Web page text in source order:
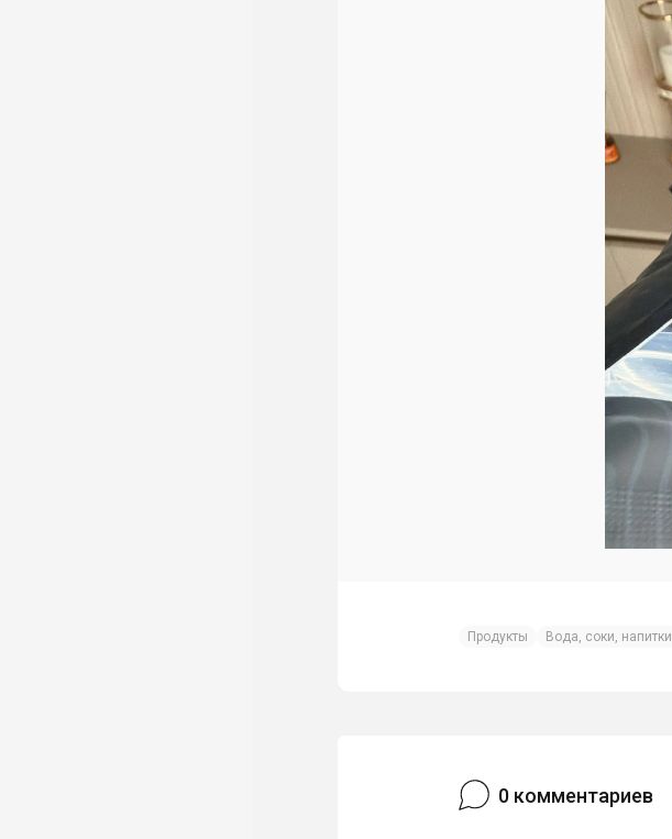
Продукты Вода, соки, напитки
0 комментариев